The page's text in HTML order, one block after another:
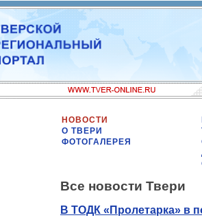
НОВОСТИ
О ТВЕРИ
ФОТОГАЛЕРЕЯ
Все новости Твери
В ТОДК «Пролетарка» в